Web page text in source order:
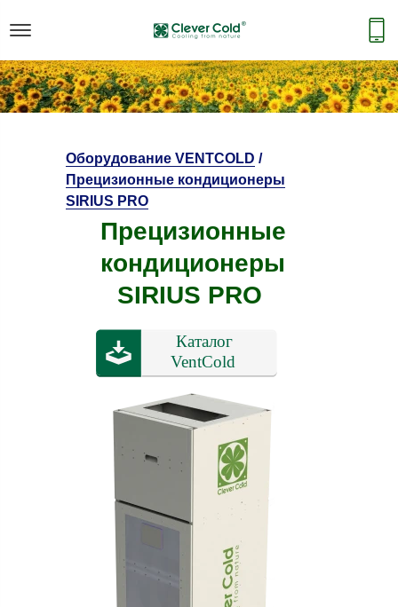
Прецизионные
кондиционеры
SIRIUS PRO
Оборудование VENTCOLD /
Прецизионные кондиционеры
SIRIUS PRO